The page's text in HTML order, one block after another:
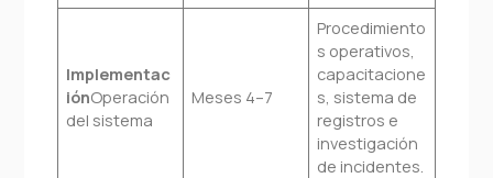
Implementac
iónOperación
del sistema
Meses 4–7
Procedimiento
s operativos,
capacitacione
s, sistema de
registros e
investigación
de incidentes.